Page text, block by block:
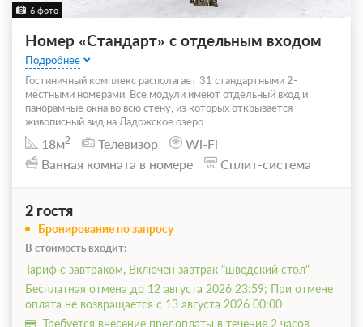
6 фото
Номер «Стандарт» с отдельным входом
Подробнее
Гостиничный комплекс располагает 31 стандартными 2-
местными номерами. Все модули имеют отдельный вход и
панорамные окна во всю стену, из которых открывается
живописный вид на Ладожское озеро.
18м2 Телевизор
Wi-Fi
Ванная комната в номере
Сплит-система
2 гостя
Бронирование по запросу
В стоимость входит:
Тариф с завтраком, Включен завтрак "шведский стол"
Бесплатная отмена до 12 августа 2026 23:59; При отмене
оплата не возвращается с 13 августа 2026 00:00
Требуется внесение предоплаты в течение 2 часов